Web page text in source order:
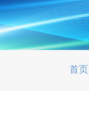
首页